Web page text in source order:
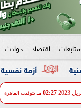
اقتصاد حوادث
أزمة نفسية وظروف
02:27 مـ بتوقيت القاهرة